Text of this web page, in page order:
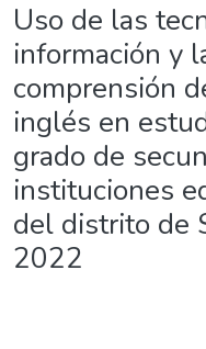
Uso de las
información y
comprensión
inglés en
grado de
instituciones
del distrito de
2022